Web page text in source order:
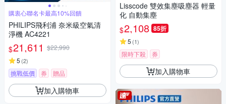
購衷心聯名卡最高10%回饋
PHILIPS飛利浦 奈米級空氣清
淨機 AC4221
$21,611 $22,990
5 (2)
挑戰低價 券 贈品
加入購物車
Lisscode 雙效集塵吸塵器 輕量
化 自動集塵
$2,108 85折
5 (1)
限時下殺 券
加入購物車